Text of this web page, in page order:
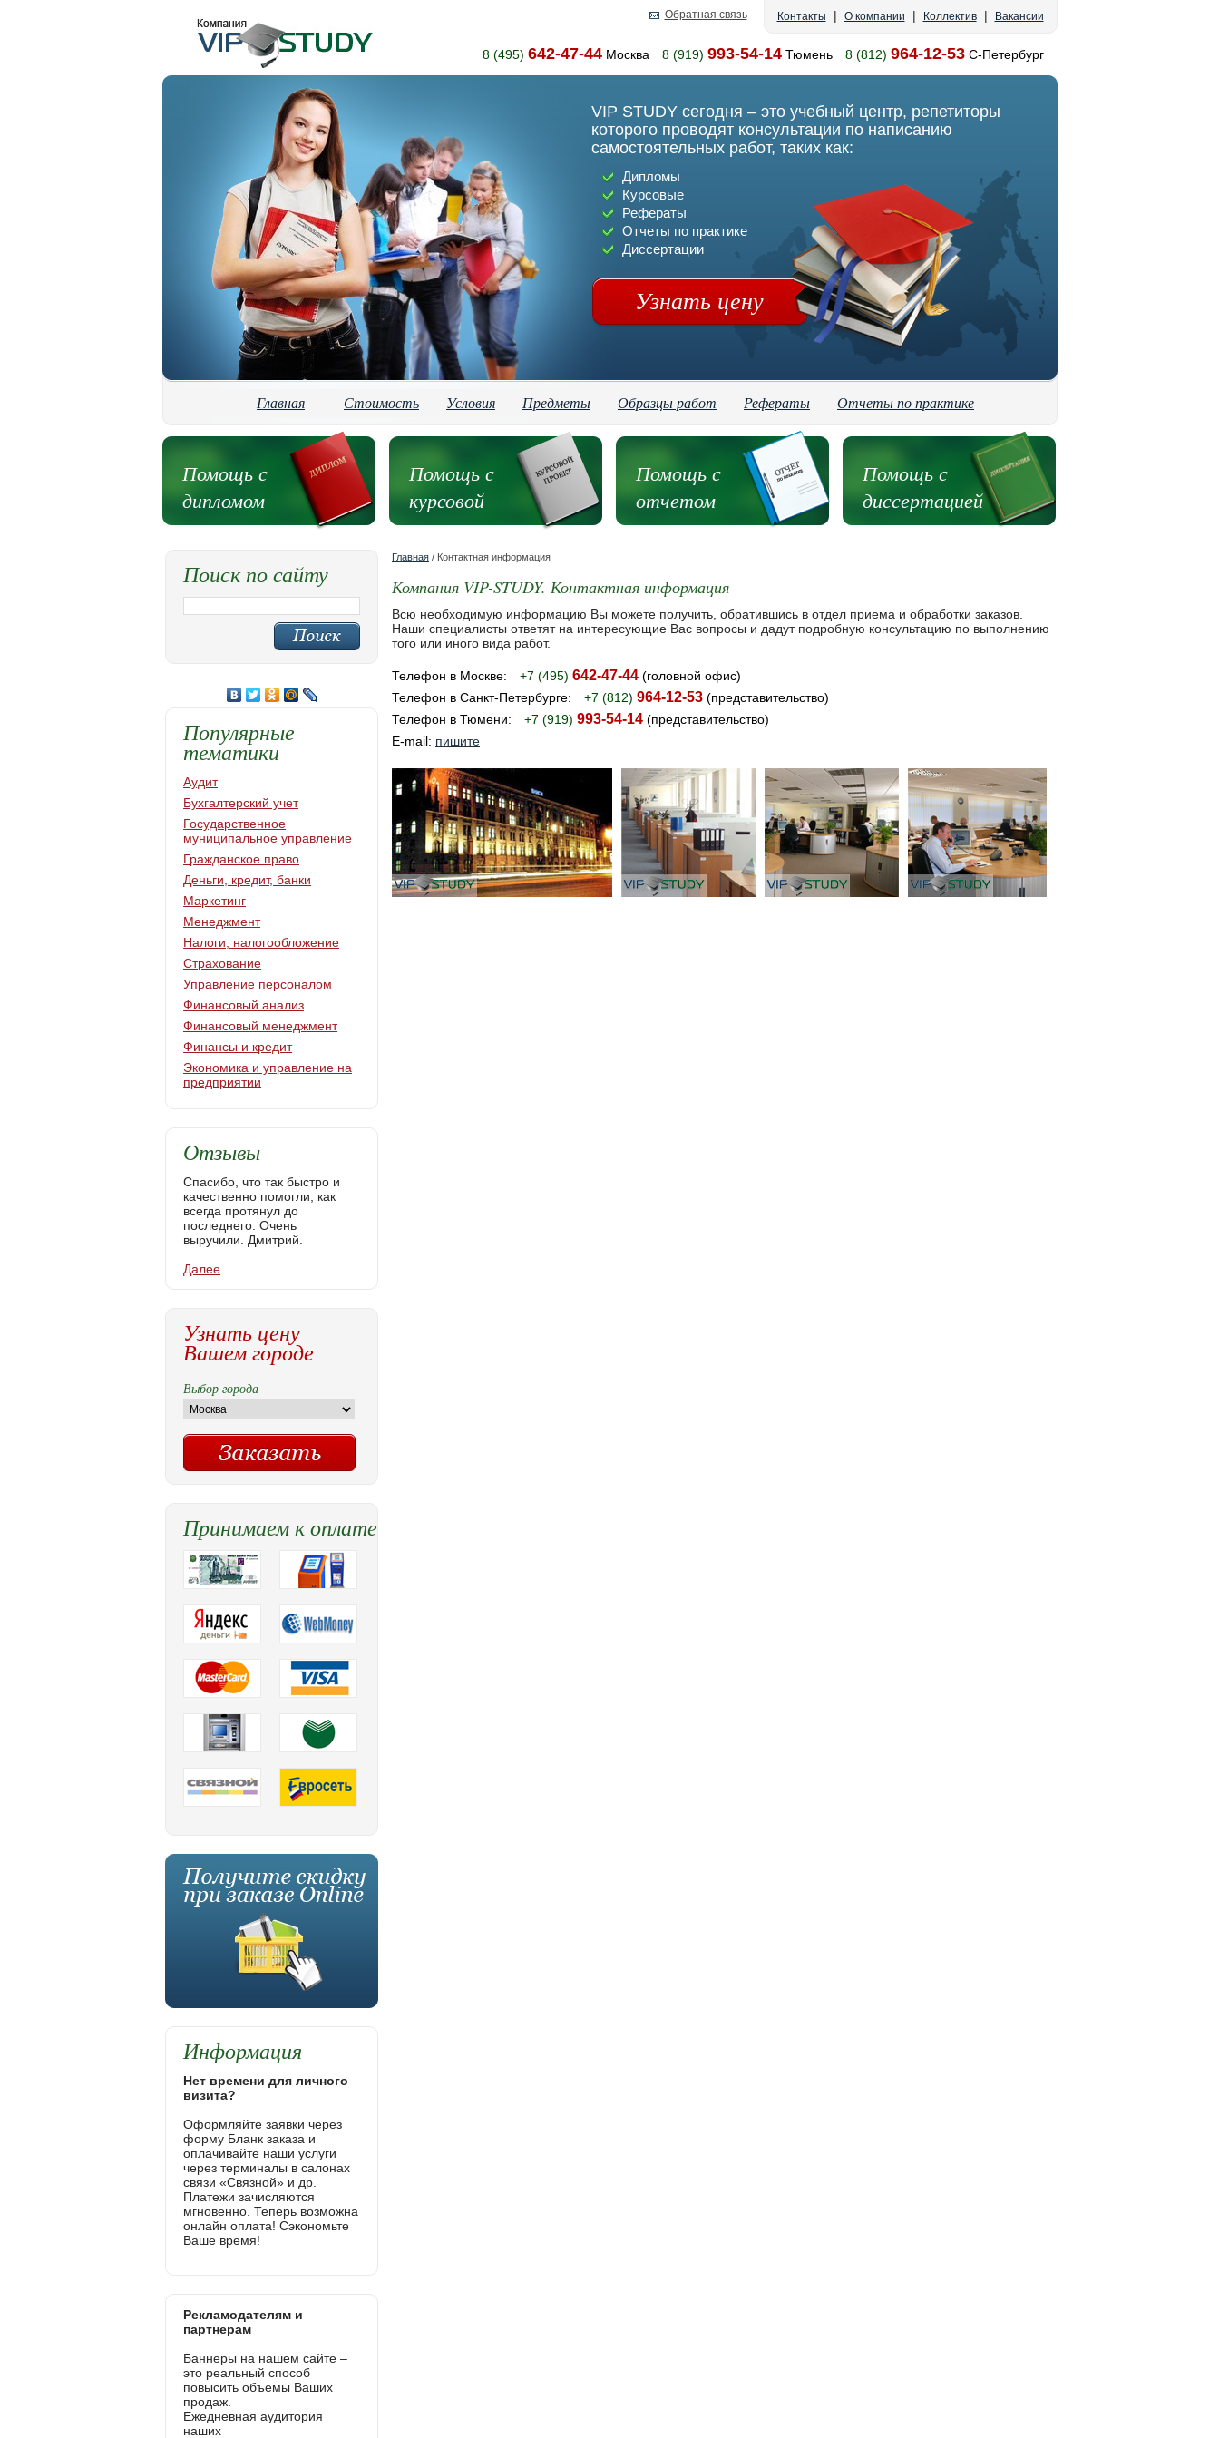
Контакты | О компании | Коллектив| Вакансии
Обратная связь
8 (495) 642-47-44Москва 8 (919) 993-54-14Тюмень 8 (812) 964-12-53С-Петербург
VIP STUDY сегодня – это учебный центр, репетиторы
которого проводят консультации по написанию
самостоятельных работ, таких как:
Дипломы
Курсовые
Рефераты
Отчеты по практике
Диссертации
Узнать цену
Главная Стоимость Условия Предметы Образцы работ Рефераты Отчеты по практике
Помощь с
дипломом
Помощь с
курсовой
Помощь с
отчетом
Помощь с
диссертацией
Главная / Контактная информация
Компания VIP-STUDY. Контактная информация
Всю необходимую информацию Вы можете получить, обратившись в отдел приема и обработки заказов.
Наши специалисты ответят на интересующие Вас вопросы и дадут подробную консультацию по выполнению
того или иного вида работ.
Телефон в Москве: +7 (495) 642-47-44 (головной офис)
Телефон в Санкт-Петербурге:
+7 (812) 964-12-53 (представительство)
Телефон в Тюмени:
+7 (919) 993-54-14 (представительство)
E-mail: пишите
Поиск по сайту
Популярные
тематики
Аудит
Бухгалтерский учет
Государственное
муниципальное управление
Гражданское право
Деньги, кредит, банки
Маркетинг
Менеджмент
Налоги, налогообложение
Страхование
Управление персоналом
Финансовый анализ
Финансовый менеджмент
Финансы и кредит
Экономика и управление на
предприятии
Отзывы
Спасибо, что так быстро и
качественно помогли, как
всегда протянул до
последнего. Очень
выручили. Дмитрий.
Далее
Узнать цену
Вашем городе
Выбор города
Принимаем к оплате
Информация
Нет времени для личного
визита?
Оформляйте заявки через
форму Бланк заказа и
оплачивайте наши услуги
через терминалы в салонах
связи «Связной» и др.
Платежи зачисляются
мгновенно. Теперь возможна
онлайн оплата! Сэкономьте
Ваше время!
Рекламодателям и
партнерам
Баннеры на нашем сайте –
это реальный способ
повысить объемы Ваших
продаж.
Ежедневная аудитория
наших